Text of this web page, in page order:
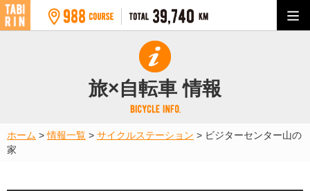
旅×自転車 情報
ホーム >情報一覧 > サイクルステーション > ビジターセンター山の
家